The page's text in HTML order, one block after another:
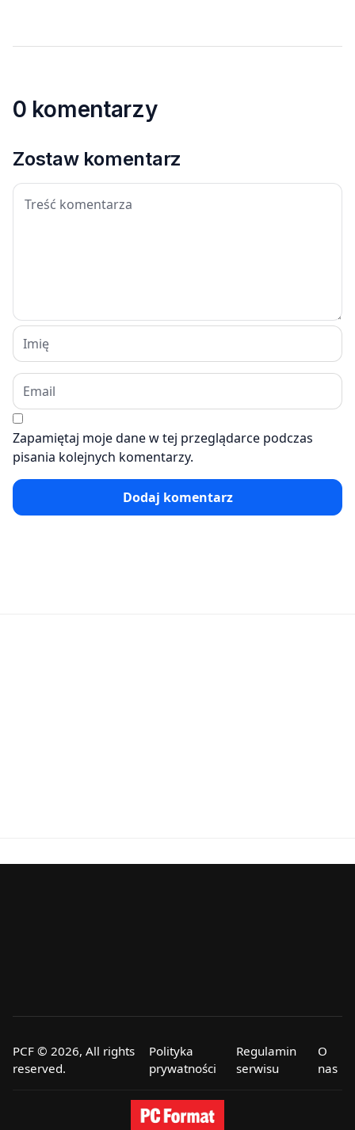
0 komentarzy
Zostaw komentarz
Zapamiętaj moje dane w tej przeglądarce podczas
pisania kolejnych komentarzy.
Dodaj komentarz
PCF © 2026, All rights
reserved.
Polityka
prywatności
Regulamin
serwisu
O
nas